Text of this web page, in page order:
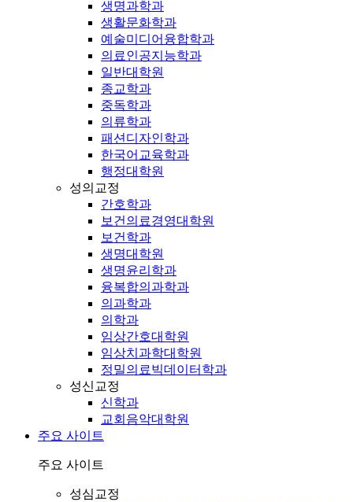
생명과학과
생활문화학과
예술미디어융합학과
의료인공지능학과
일반대학원
종교학과
중독학과
의류학과
패션디자인학과
한국어교육학과
행정대학원
성의교정
간호학과
보건의료경영대학원
보건학과
생명대학원
생명윤리학과
융복합의과학과
의과학과
의학과
임상간호대학원
임상치과학대학원
정밀의료빅데이터학과
성신교정
신학과
교회음악대학원
주요 사이트
주요 사이트
성심교정